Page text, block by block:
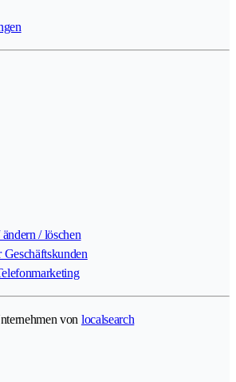
/ löschen
von localsearch